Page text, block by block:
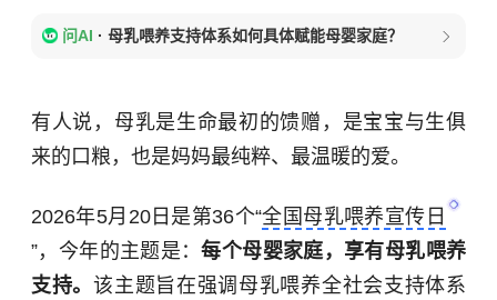
问AI · 母乳喂养支持体系如何具体赋能母婴家庭？
有人说，母乳是生命最初的馈赠，是宝宝与生俱
来的口粮，也是妈妈最纯粹、最温暖的爱。
2026年5月20日是第36个“全国母乳喂养宣传日
”，今年的主题是：每个母婴家庭，享有母乳喂养
支持。该主题旨在强调母乳喂养全社会支持体系